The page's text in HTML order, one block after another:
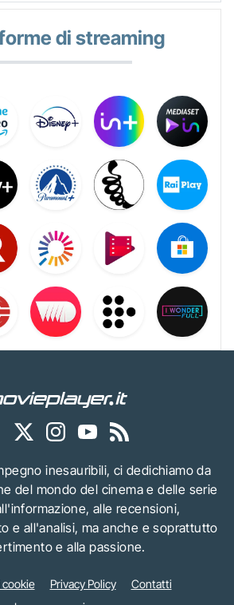
di streaming
inesauribili, ci dedichiamo da
del mondo del cinema e delle serie
alle recensioni,
e all'analisi, ma anche e soprattutto
e alla passione.
cookie Privacy Policy
Contatti